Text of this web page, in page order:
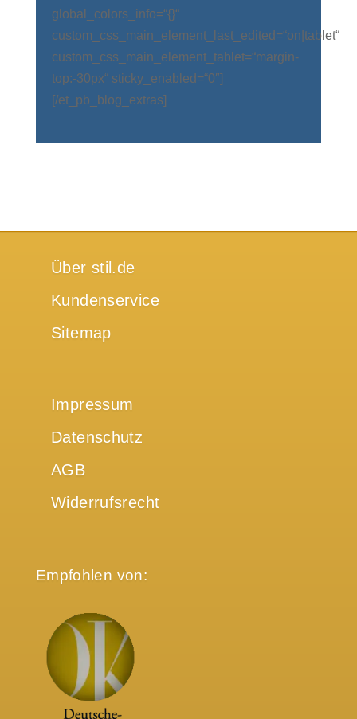
global_colors_info=“{}“
custom_css_main_element_last_edited=“on|tablet“
custom_css_main_element_tablet=“margin-
top:-30px“ sticky_enabled=“0″]
[/et_pb_blog_extras]
Über stil.de
Kundenservice
Sitemap
Impressum
Datenschutz
AGB
Widerrufsrecht
Empfohlen von: